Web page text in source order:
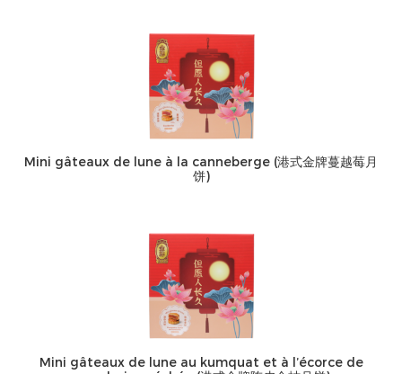
Mini gâteaux de lune à la canneberge (港式金牌蔓越莓月
饼)
Mini gâteaux de lune au kumquat et à l’écorce de